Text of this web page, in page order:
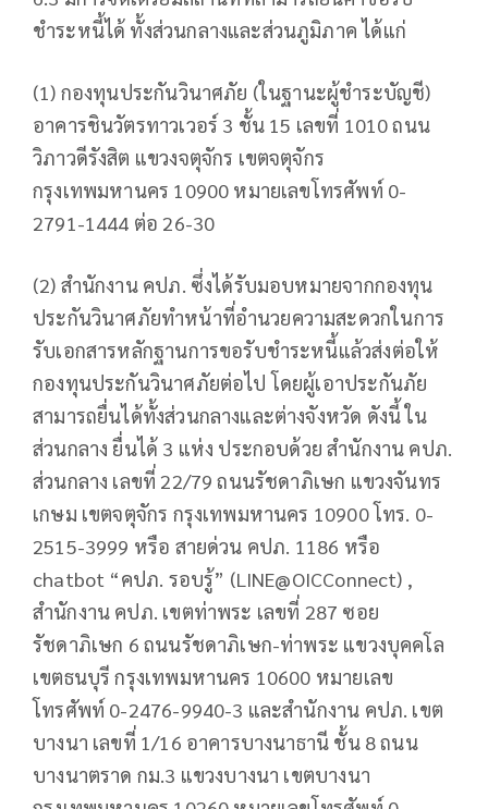
ชำระหนี้ได้ ทั้งส่วนกลางและส่วนภูมิภาค ได้แก่
(1) กองทุนประกันวินาศภัย (ในฐานะผู้ชำระบัญชี)
อาคารชินวัตรทาวเวอร์ 3 ชั้น 15 เลขที่ 1010 ถนน
วิภาวดีรังสิต แขวงจตุจักร เขตจตุจักร
กรุงเทพมหานคร 10900 หมายเลขโทรศัพท์ 0-
2791-1444 ต่อ 26-30
(2) สำนักงาน คปภ. ซึ่งได้รับมอบหมายจากกองทุน
ประกันวินาศภัยทำหน้าที่อำนวยความสะดวกในการ
รับเอกสารหลักฐานการขอรับชำระหนี้แล้วส่งต่อให้
กองทุนประกันวินาศภัยต่อไป โดยผู้เอาประกันภัย
สามารถยื่นได้ทั้งส่วนกลางและต่างจังหวัด ดังนี้ ใน
ส่วนกลาง ยื่นได้ 3 แห่ง ประกอบด้วย สำนักงาน คปภ.
ส่วนกลาง เลขที่ 22/79 ถนนรัชดาภิเษก แขวงจันทร
เกษม เขตจตุจักร กรุงเทพมหานคร 10900 โทร. 0-
2515-3999 หรือ สายด่วน คปภ. 1186 หรือ
chatbot “คปภ. รอบรู้” (LINE@OICConnect) ,
สำนักงาน คปภ. เขตท่าพระ เลขที่ 287 ซอย
รัชดาภิเษก 6 ถนนรัชดาภิเษก-ท่าพระ แขวงบุคคโล
เขตธนบุรี กรุงเทพมหานคร 10600 หมายเลข
โทรศัพท์ 0-2476-9940-3 และสำนักงาน คปภ. เขต
บางนา เลขที่ 1/16 อาคารบางนาธานี ชั้น 8 ถนน
บางนาตราด กม.3 แขวงบางนา เขตบางนา